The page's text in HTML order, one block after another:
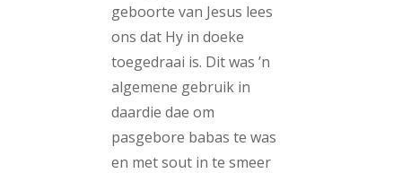
geboorte van Jesus lees
ons dat Hy in doeke
toegedraai is. Dit was ’n
algemene gebruik in
daardie dae om
pasgebore babas te was
en met sout in te smeer